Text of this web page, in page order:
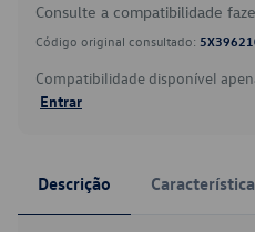
Consulte a compatibilidade
Código original consultado:
Compatibilidade disponível
Entrar
Descrição